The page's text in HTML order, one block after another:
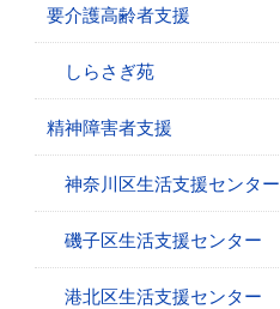
要介護高齢者支援
しらさぎ苑
精神障害者支援
神奈川区生活支援センター
磯子区生活支援センター
港北区生活支援センター